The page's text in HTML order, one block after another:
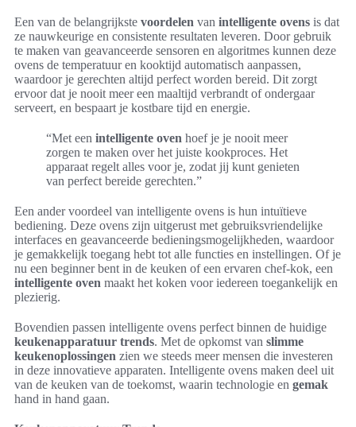
Een van de belangrijkste voordelen van intelligente ovens is dat
ze nauwkeurige en consistente resultaten leveren. Door gebruik
te maken van geavanceerde sensoren en algoritmes kunnen deze
ovens de temperatuur en kooktijd automatisch aanpassen,
waardoor je gerechten altijd perfect worden bereid. Dit zorgt
ervoor dat je nooit meer een maaltijd verbrandt of ondergaar
serveert, en bespaart je kostbare tijd en energie.
“Met een intelligente oven hoef je je nooit meer
zorgen te maken over het juiste kookproces. Het
apparaat regelt alles voor je, zodat jij kunt genieten
van perfect bereide gerechten.”
Een ander voordeel van intelligente ovens is hun intuïtieve
bediening. Deze ovens zijn uitgerust met gebruiksvriendelijke
interfaces en geavanceerde bedieningsmogelijkheden, waardoor
je gemakkelijk toegang hebt tot alle functies en instellingen. Of je
nu een beginner bent in de keuken of een ervaren chef-kok, een
intelligente oven maakt het koken voor iedereen toegankelijk en
plezierig.
Bovendien passen intelligente ovens perfect binnen de huidige
keukenapparatuur trends. Met de opkomst van slimme
keukenoplossingen zien we steeds meer mensen die investeren
in deze innovatieve apparaten. Intelligente ovens maken deel uit
van de keuken van de toekomst, waarin technologie en gemak
hand in hand gaan.